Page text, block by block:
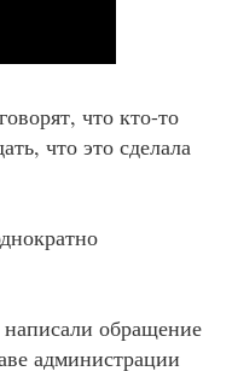
что кто-то
что это сделала
обращение
администрации